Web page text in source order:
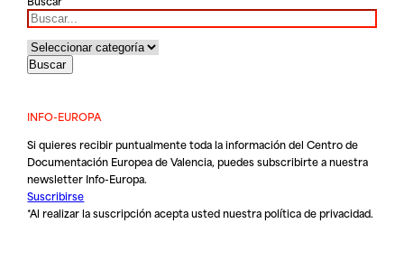
INFO-EUROPA
Si quieres recibir puntualmente toda la información del Centro de
Documentación Europea de Valencia, puedes subscribirte a nuestra
newsletter Info-Europa.
Suscribirse
*Al realizar la suscripción acepta usted nuestrapolítica de privacidad.